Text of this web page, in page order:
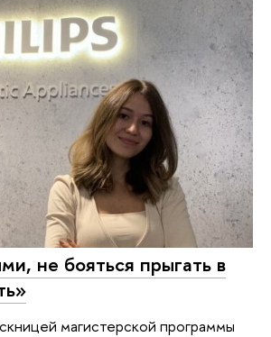
не бояться прыгать в
​магистерской ​программы